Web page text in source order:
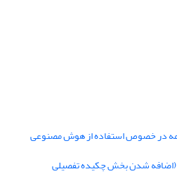
در خصوص استفاده از هوش مصنوعی
(اضافه شدن بخش چکیده تفصیلی